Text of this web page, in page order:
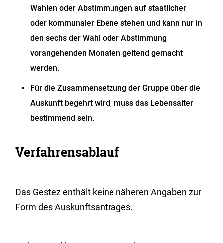
Wahlen oder Abstimmungen auf staatlicher
oder kommunaler Ebene stehen und kann nur in
den sechs der Wahl oder Abstimmung
vorangehenden Monaten geltend gemacht
werden.
Für die Zusammensetzung der Gruppe über die
Auskunft begehrt wird, muss das Lebensalter
bestimmend sein.
Verfahrensablauf
Das Gestez enthält keine näheren Angaben zur
Form des Auskunftsantrages.